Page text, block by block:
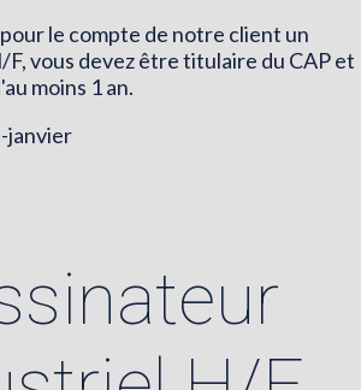
le compte de notre client un
F, vous devez être titulaire du CAP et
moins 1 an.
janvier